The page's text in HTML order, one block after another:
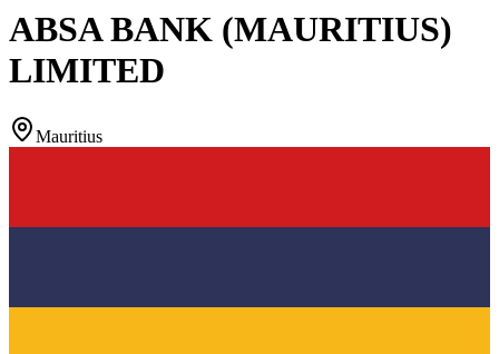
ABSA BANK (MAURITIUS)
LIMITED
Mauritius